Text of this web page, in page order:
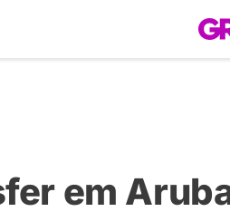
América do Sul
em